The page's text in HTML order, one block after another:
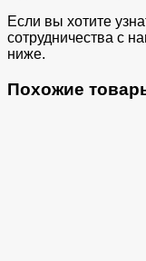
Если вы хотите
сотрудничества с
ниже.
Похожие